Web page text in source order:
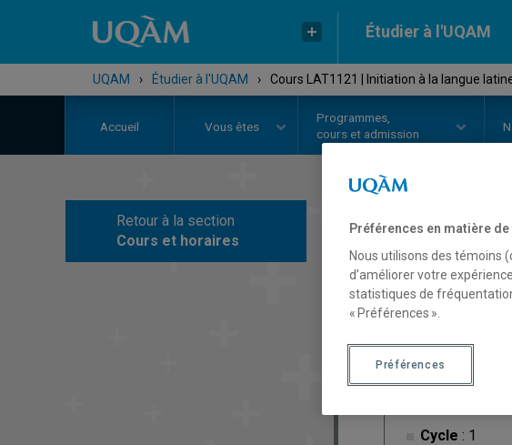
Étudier à l'UQAM
UQAM › Étudier à l'UQAM › Cours LAT1121 | Initiation à la langue
Accueil Vous êtes
Programmes,
cours et admission
Retour à la section
Cours et horaires
COURS//
Description
Cycle : 1
Préférences en matière
Nous utilisons des témoins
d’améliorer votre
statistiques de
« Préférences ».
Préférences